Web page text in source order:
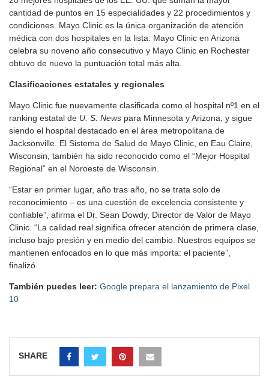
cantidad de puntos en 15 especialidades y 22 procedimientos y
condiciones. Mayo Clinic es la única organización de atención
médica con dos hospitales en la lista: Mayo Clinic en Arizona
celebra su noveno año consecutivo y Mayo Clinic en Rochester
obtuvo de nuevo la puntuación total más alta.
Clasificaciones estatales y regionales
Mayo Clinic fue nuevamente clasificada como el hospital nº1 en el
ranking estatal de U. S. News para Minnesota y Arizona, y sigue
siendo el hospital destacado en el área metropolitana de
Jacksonville. El Sistema de Salud de Mayo Clinic, en Eau Claire,
Wisconsin, también ha sido reconocido como el “Mejor Hospital
Regional” en el Noroeste de Wisconsin.
“Estar en primer lugar, año tras año, no se trata solo de
reconocimiento – es una cuestión de excelencia consistente y
confiable”, afirma el Dr. Sean Dowdy, Director de Valor de Mayo
Clinic. “La calidad real significa ofrecer atención de primera clase,
incluso bajo presión y en medio del cambio. Nuestros equipos se
mantienen enfocados en lo que más importa: el paciente”,
finalizó.
También puedes leer: Google prepara el lanzamiento de Pixel
10
SHARE